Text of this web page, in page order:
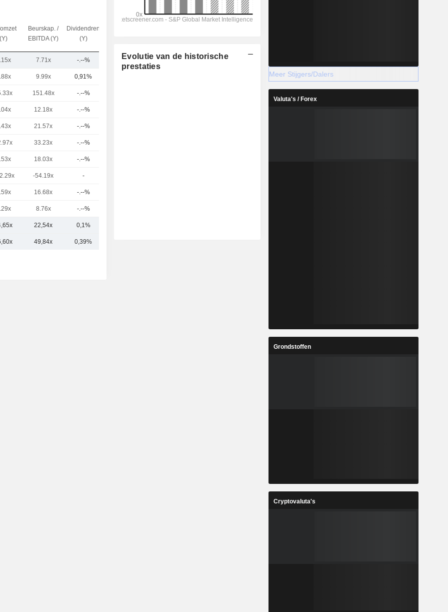
Beurskap. /
EBITDA (Y)
Dividendrendement
(Y)
7.71x -.--% 2,7 mld.
9.99x 0,91%
151.48x -.--%
12.18x -.--%
21.57x -.--%
33.23x -.--%
18.03x -.--%
-54.19x -
16.68x -.--%
8.76x -.--%
22,54x 0,1%
49,84x 0,39%
Evolutie van de historische
prestaties
Meer Stijgers/Dalers
Valuta's / Forex
Grondstoffen
Cryptovaluta's